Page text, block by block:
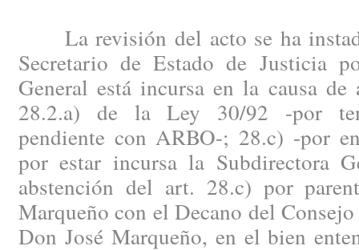
La revisión del acto se ha
Secretario de Estado de Justicia
General está incursa en la causa
28.2.a) de la Ley 30/92 -por
pendiente con ARBO-; 28.c) -por
por estar incursa la Subdirectora
abstención del art. 28.c) por
Marqueño con el Decano del
Don José Marqueño, en el bien